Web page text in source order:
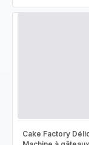
Cake Factory